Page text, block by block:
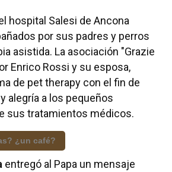
hospital Salesi de Ancona
por sus padres y perros
asistida. La asociación "Grazie
Enrico Rossi y su esposa,
de pet therapy con el fin de
alegría a los pequeños
sus tratamientos médicos.
¿un café?
entregó al Papa un mensaje